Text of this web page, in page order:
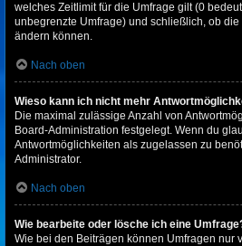
welches Zeitlimit für die Umfrage gilt (0
unbegrenzte Umfrage) und schließlich, ob die
ändern können.
Nach oben
Wieso kann ich nicht mehr
Die maximal zulässige Anzahl von
Board-Administration festgelegt. Wenn du
Antwortmöglichkeiten als zugelassen zu
Administrator.
Nach oben
Wie bearbeite oder lösche ich eine
Wie bei den Beiträgen können Umfragen nur